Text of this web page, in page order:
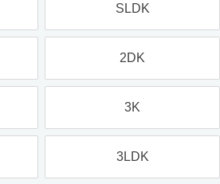
SLDK
2DK
3K
3LDK